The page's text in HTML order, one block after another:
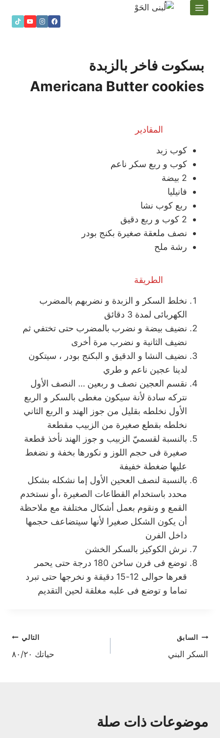
التجاوز
بسكوت فاخر بالزبدة
Americana Butter cookies
المقادير
كوب زبد
كوب و ربع سكر ناعم
2 بيضة
فانيليا
ربع كوب نشا
2 كوب و ربع دقيق
نصف ملعقة صغيرة بكنج بودر
رشة ملح
الطريقة
نخلط السكر و الزبدة و نضربهم بالمضرب
الكهربائى لمدة 3 دقائق
نضيف بيضة و نضرب بالمضرب حتى تختفي ثم
نضيف الثانية و نضرب مرة أخرى
نضيف النشا و الدقيق و البكنج بودر ، سيتكون
لدينا عجين ناعم و طري
نقسم العجين نصف و ربعين … النصف اﻷول
نتركه سادة ﻷنة سيكون مغطى بالسكر و الربع
اﻷول نخلطه بقليل من جوز الهند و الربع الثاني
نخلطه بقطع صغيرة من الزبيب مقطعة
بالنسبة لقسميّ الزبيب و جوز الهند نأخذ قطعة
صغيرة فى حجم اللوز و نكورها بخفة و نضغط
عليها ضغطة خفيفة
بالنسبة لنصف العحين اﻷول إما نشكله بشكل
محدد باستخدام القطاعات الصغيرة ،أو نستخدم
القمع و ونقوم بعمل أشكال مختلفة مع ملاحظة
أن يكون الشكل صغيرا ﻷنها سيتضاعف حجمها
داخل الفرن
نرش الكوكيز بالسكر الخشن
توضع فى فرن ساخن 180 درجة حتى يحمر
قعرها حوالى 12-15 دقيقة و نخرجها حتى تبرد
تماما و توضع فى علبه مغلقة لحين التقديم
تصفّح
المقالات
السابق
السكر البني
التالي
حياتك ٨٠/٢٠
موضوعات ذات صلة